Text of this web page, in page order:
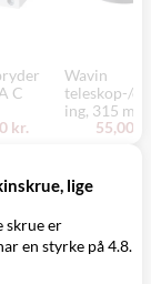
C
kr.
Wavin
teleskop-/
ing, 315 mm
55,00
lige
skrue er
en styrke på 4.8.